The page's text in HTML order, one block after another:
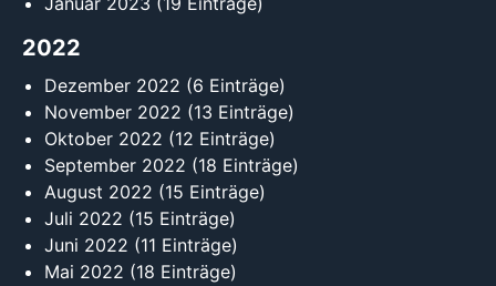
2022
Dezember 2022 (6 Einträge)
November 2022 (13 Einträge)
Oktober 2022 (12 Einträge)
September 2022 (18 Einträge)
August 2022 (15 Einträge)
Juli 2022 (15 Einträge)
Juni 2022 (11 Einträge)
Mai 2022 (18 Einträge)